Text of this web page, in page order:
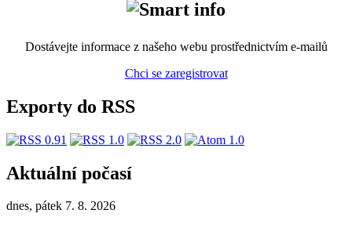
Dostávejte informace z našeho webu prostřednictvím e-mailů
Chci se zaregistrovat
Exporty do RSS
Aktuální počasí
dnes, pátek 7. 8. 2026